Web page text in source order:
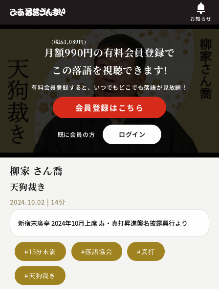
お知らせ
月額990円
(税込1,089円)
の有料会員登録で
この落語を視聴できます!
有料会員登録すると、いつでもどこでも落語が見放題！
会員登録はこちら
既に会員の方 ログイン
柳家 さん喬
天狗裁き
2024.10.02 | 14分
新宿末廣亭 2024年10月上席 寿・真打昇進襲名披露興行より
#15分未満 #落語協会 #真打
#天狗裁き